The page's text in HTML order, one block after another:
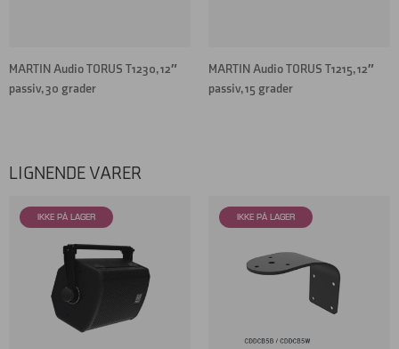
MARTIN Audio TORUS T1230, 12″
passiv, 30 grader
MARTIN Audio TORUS T1215, 12″
passiv, 15 grader
LIGNENDE VARER